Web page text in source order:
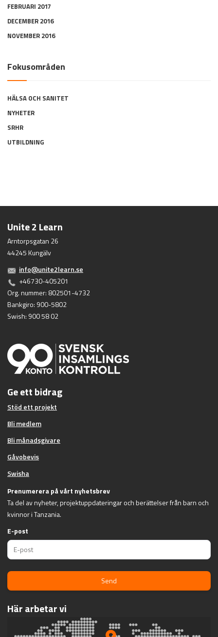
FEBRUARI 2017
DECEMBER 2016
NOVEMBER 2016
Fokusområden
HÄLSA OCH SANITET
NYHETER
SRHR
UTBILDNING
Unite 2 Learn
Arntorpsgatan 26
44245 Kungälv
info@unite2learn.se
+46730-405201
Org. nummer: 802501-4732
Bankgiro: 900-5802
Swish: 900 58 02
Ge ett bidrag
Stöd ett projekt
Bli medlem
Bli månadsgivare
Gåvobevis
Swisha
Prenumerera på vårt nyhetsbrev
Ta del av nyheter, projektuppdateringar och berättelser från barn och
kvinnor i Tanzania.
E-post
Send
Här arbetar vi